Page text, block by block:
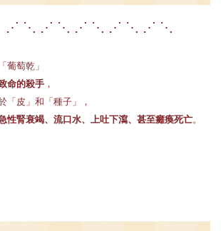
⋰ ⋱ ⋰ ⋱ ⋰ ⋱ ⋰ ⋱ ⋰ ⋱
葡萄乾」
命的殺手 ，
「皮」和「種子」，
性腎衰竭、流口水、上吐下瀉、甚至癱瘓死亡。